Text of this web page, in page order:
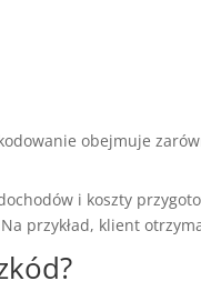
obejmuje
i koszty
przykład, klient